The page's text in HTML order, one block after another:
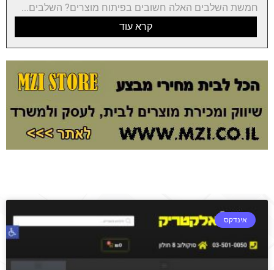
חמשת השלבים האלה חשובים בפיתוח מוצרים? השלבים...
קרא עוד
אינדקס